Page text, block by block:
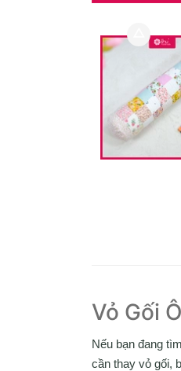
Vỏ Gối
Nếu bạn đang
cần thay vỏ gối,